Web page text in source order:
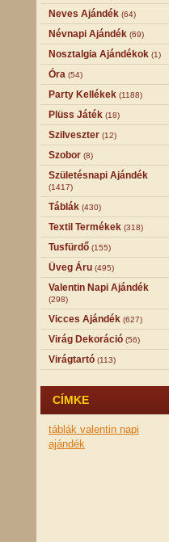
Neves Ajándék (64)
Névnapi Ajándék (69)
Nosztalgia Ajándékok (1)
Óra (54)
Party Kellékek (1188)
Plüss Játék (18)
Szilveszter (12)
Szobor (8)
Születésnapi Ajándék
(1417)
Táblák (430)
Textil Termékek (318)
Tusfürdő (155)
Üveg Áru (495)
Valentin Napi Ajándék
(298)
Vicces Ajándék (627)
Virág Dekoráció (56)
Virágtartó (113)
CÍMKE
táblák valentin napi
ajándék